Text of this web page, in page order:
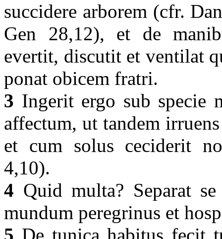
succidere arborem (cfr.
Gen 28,12), et de
evertit, discutit et ventilat
ponat obicem fratri.
3 Ingerit ergo sub specie
affectum, ut tandem
et cum solus ceciderit
4,10).
4 Quid multa? Separat
mundum peregrinus et